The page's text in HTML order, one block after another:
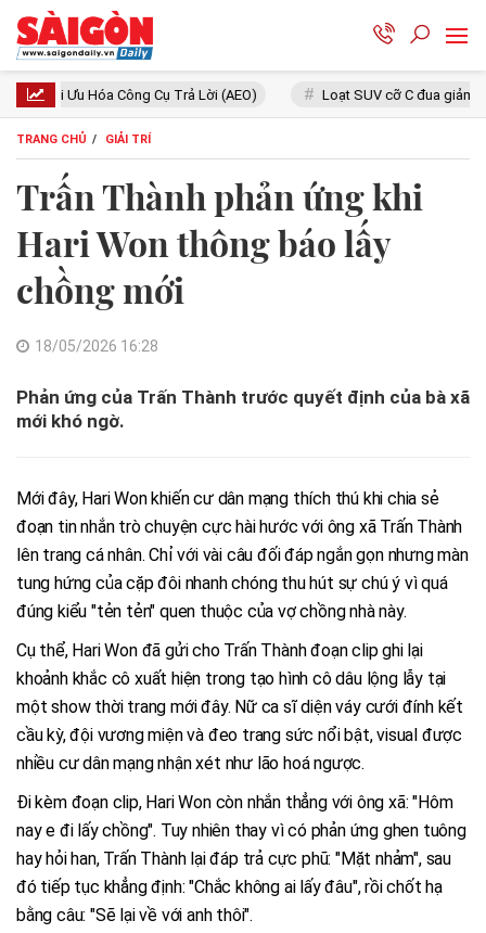
Cụ Trả Lời (AEO) Loạt SUV cỡ C đua giảm giá: Mazda CX-5 giá
TRANG CHỦ GIẢI TRÍ
Trấn Thành phản ứng khi
Hari Won thông báo lấy
chồng mới
18/05/2026 16:28
Phản ứng của Trấn Thành trước quyết định của bà xã
mới khó ngờ.
Mới đây, Hari Won khiến cư dân mạng thích thú khi chia sẻ
đoạn tin nhắn trò chuyện cực hài hước với ông xã Trấn Thành
lên trang cá nhân. Chỉ với vài câu đối đáp ngắn gọn nhưng màn
tung hứng của cặp đôi nhanh chóng thu hút sự chú ý vì quá
đúng kiểu "tẻn tẻn" quen thuộc của vợ chồng nhà này.
Cụ thể, Hari Won đã gửi cho Trấn Thành đoạn clip ghi lại
khoảnh khắc cô xuất hiện trong tạo hình cô dâu lộng lẫy tại
một show thời trang mới đây. Nữ ca sĩ diện váy cưới đính kết
cầu kỳ, đội vương miện và đeo trang sức nổi bật, visual được
nhiều cư dân mạng nhận xét như lão hoá ngược.
Đi kèm đoạn clip, Hari Won còn nhắn thẳng với ông xã: "Hôm
nay e đi lấy chồng". Tuy nhiên thay vì có phản ứng ghen tuông
hay hỏi han, Trấn Thành lại đáp trả cực phũ: "Mặt nhảm", sau
đó tiếp tục khẳng định: "Chắc không ai lấy đâu", rồi chốt hạ
bằng câu: "Sẽ lại về với anh thôi".